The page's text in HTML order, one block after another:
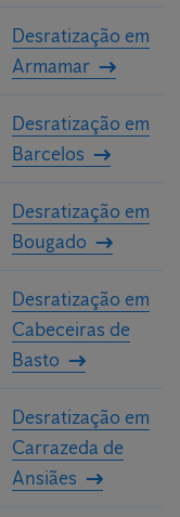
Desratização em
Armamar
Desratização em
Barcelos
Desratização em
Bougado
Desratização em
Cabeceiras de
Basto
Desratização em
Carrazeda de
Ansiães